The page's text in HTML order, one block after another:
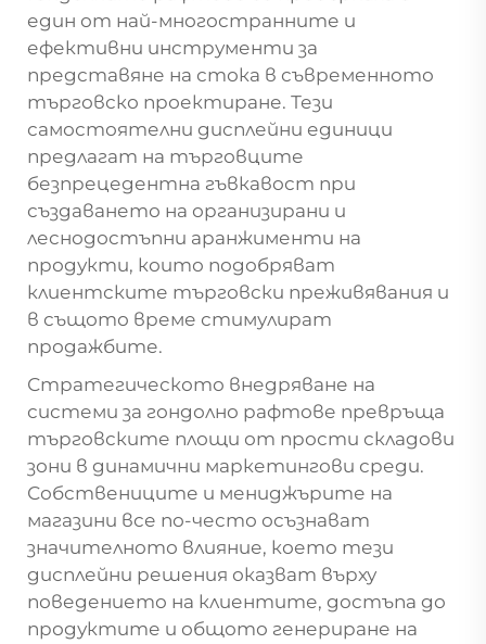
един от най-многостранните и
ефективни инструменти за
представяне на стока в съвременното
търговско проектиране. Тези
самостоятелни дисплейни единици
предлагат на търговците
безпрецедентна гъвкавост при
създаването на организирани и
леснодостъпни аранжименти на
продукти, които подобряват
клиентските търговски преживявания и
в същото време стимулират
продажбите.
Стратегическото внедряване на
системи за гондолно рафтове превръща
търговските площи от прости складови
зони в динамични маркетингови среди.
Собствениците и мениджърите на
магазини все по-често осъзнават
значителното влияние, което тези
дисплейни решения оказват върху
поведението на клиентите, достъпа до
продуктите и общото генериране на